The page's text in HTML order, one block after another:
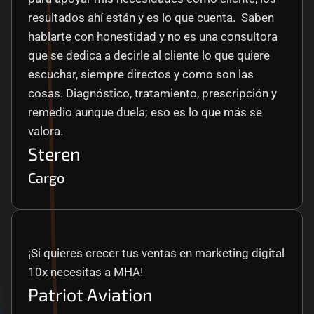
resultados ahí están y es lo que cuenta.  Saben
hablarte con honestidad y no es una consultora
que se dedica a decirle al cliente lo que quiere
escuchar, siempre directos y como son las
cosas. Diagnóstico, tratamiento, prescripción y
remedio aunque duela; eso es lo que más se
valora.
Steren
Cargo
¡Si quieres crecer tus ventas en marketing digital
10x necesitas a MHA!
Patriot Aviation